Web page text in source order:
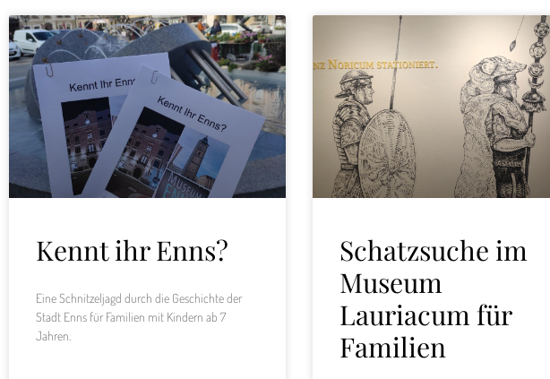
Kennt ihr Enns?
Eine Schnitzeljagd durch die Geschichte der
Stadt Enns für Familien mit Kindern ab 7
Jahren.
Schatzsuche im
Museum
Lauriacum für
Familien